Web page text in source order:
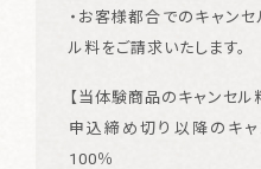
・お客様都合でのキャン
ル料をご請求いたします。
【当体験商品のキャンセル
申込締め切り以降のキ
100％